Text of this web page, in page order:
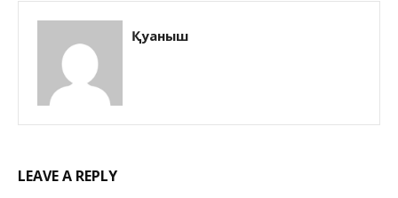
Қуаныш
LEAVE A REPLY